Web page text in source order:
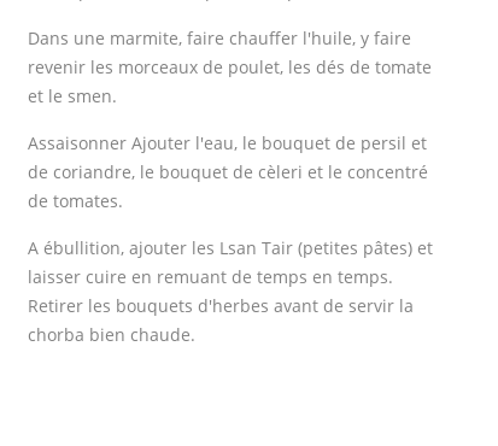
Dans une marmite, faire chauffer l'huile, y faire
revenir les morceaux de poulet, les dés de tomate
et le smen.
Assaisonner Ajouter l'eau, le bouquet de persil et
de coriandre, le bouquet de cèleri et le concentré
de tomates.
A ébullition, ajouter les Lsan Tair (petites pâtes) et
laisser cuire en remuant de temps en temps.
Retirer les bouquets d'herbes avant de servir la
chorba bien chaude.